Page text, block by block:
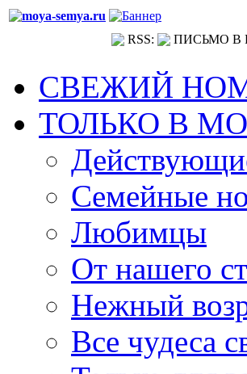
RSS: ПИСЬМО В
СВЕЖИЙ
ТОЛЬКО В
Семейные
Любимцы
От нашего
Нежный
Все чудеса